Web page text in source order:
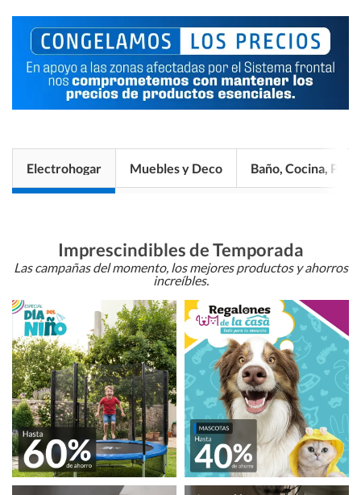
Electrohogar Muebles y Deco Baño, Cocina, Pisos
Imprescindibles de Temporada
Las campañas del momento, los mejores productos y ahorros
increíbles.